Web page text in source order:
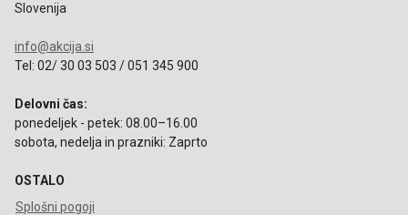
Slovenija
info@akcija.si
Tel: 02/ 30 03 503 / 051 345 900
Delovni čas:
ponedeljek - petek: 08.00–16.00
sobota, nedelja in prazniki: Zaprto
OSTALO
Splošni pogoji